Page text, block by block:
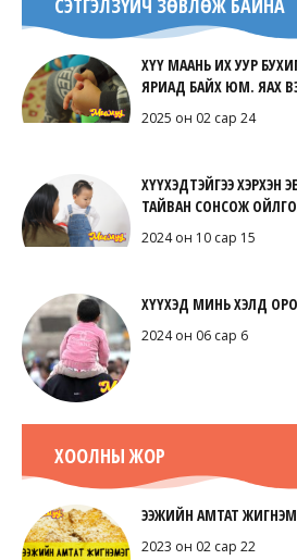
СЭТГЭЛЗҮЙЧ ЗӨВЛӨЖ БАЙНА
ХҮҮ МААНЬ ИХ УУР
ЯРИАД БАЙХ ЮМ. ЯАХ
2025 он 02 сар 24
ХҮҮХЭДТЭЙГЭЭ ХЭРХЭН
ТАЙВАН СОНСОЖ
2024 он 10 сар 15
ХҮҮХЭД МИНЬ ХЭЛД
2024 он 06 сар 6
ХООЛНЫ ЖОР
ЭЭЖИЙН АМТАТ
2023 он 02 сар 22